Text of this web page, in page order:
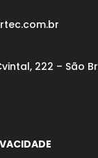
222 – São